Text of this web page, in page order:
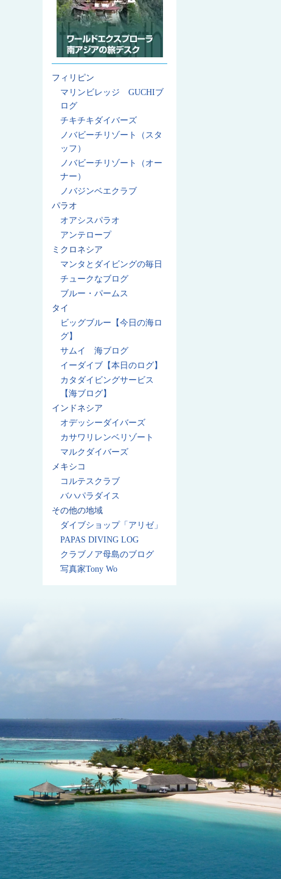
フィリピン
マリンビレッジ GUCHIブ
ログ
チキチキダイバーズ
ノバビーチリゾート（スタ
ッフ）
ノバビーチリゾート（オー
ナー）
ノバジンベエクラブ
パラオ
オアシスパラオ
アンテロープ
ミクロネシア
マンタとダイビングの毎日
チュークなブログ
ブルー・パームス
タイ
ビッグブルー【今日の海ロ
グ】
サムイ 海ブログ
イーダイブ【本日のログ】
カタダイビングサービス
【海ブログ】
インドネシア
オデッシーダイバーズ
カサワリレンベリゾート
マルクダイバーズ
メキシコ
コルテスクラブ
バハパラダイス
その他の地域
ダイブショップ「アリゼ」
PAPAS DIVING LOG
クラブノア母島のブログ
写真家Tony Wo